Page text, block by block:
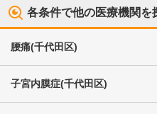
各条件で他の医療機関を
腰痛(千代田区)
子宮内膜症(千代田区)